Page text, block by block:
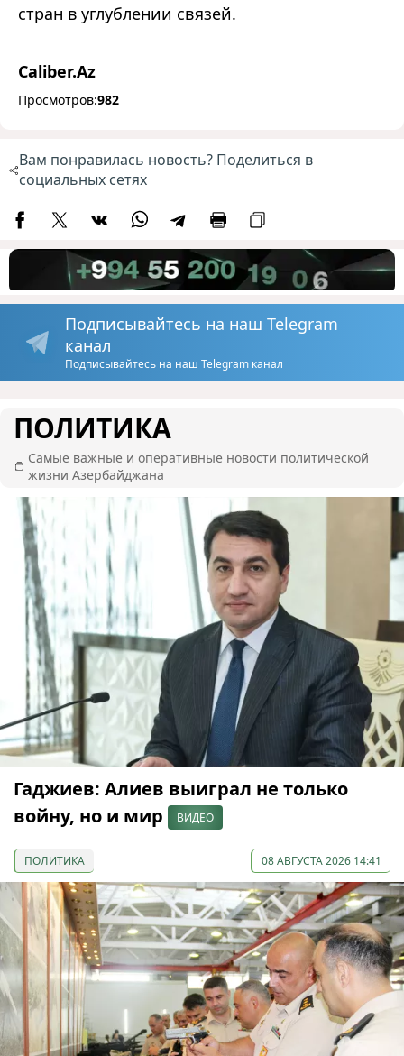
стран в углублении связей.
Caliber.Az
Просмотров:982
Вам понравилась новость? Поделиться в
социальных сетях
Подписывайтесь на наш Telegram
канал
Подписывайтесь на наш Telegram канал
ПОЛИТИКА
Самые важные и оперативные новости политической
жизни Азербайджана
Гаджиев: Алиев выиграл не только
войну, но и мир
ВИДЕО
ПОЛИТИКА 08 АВГУСТА 2026 14:41